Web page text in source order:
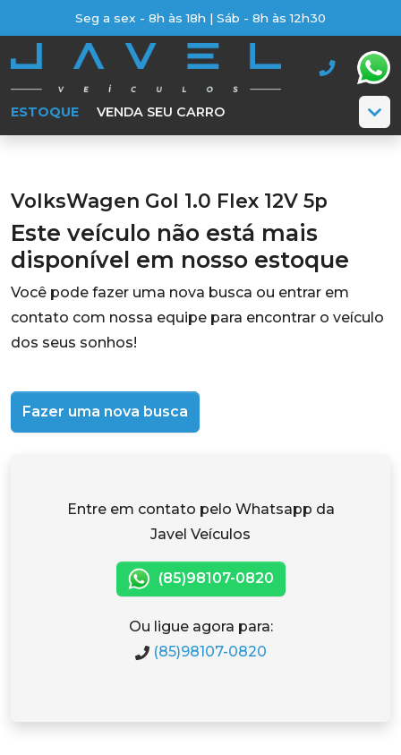
Seg a sex - 8h às 18h | Sáb - 8h às 12h30
ESTOQUE VENDA SEU CARRO
VolksWagen Gol 1.0 Flex 12V 5p
Este veículo não está mais
disponível em nosso estoque
Você pode fazer uma nova busca ou entrar em
contato com nossa equipe para encontrar o veículo
dos seus sonhos!
Fazer uma nova busca
Entre em contato pelo Whatsapp da
Javel Veículos
(85)98107-0820
Ou ligue agora para:
(85)98107-0820